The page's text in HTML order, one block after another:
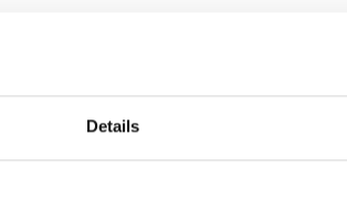
Details